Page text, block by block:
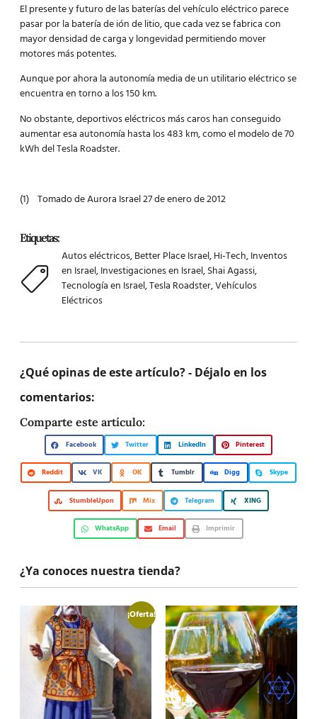
El presente y futuro de las baterías del vehículo eléctrico parece
pasar por la batería de ión de litio, que cada vez se fabrica con
mayor densidad de carga y longevidad permitiendo mover
motores más potentes.
Aunque por ahora la autonomía media de un utilitario eléctrico se
encuentra en torno a los 150 km.
No obstante, deportivos eléctricos más caros han conseguido
aumentar esa autonomía hasta los 483 km, como el modelo de 70
kWh del Tesla Roadster.
(1) Tomado de Aurora Israel 27 de enero de 2012
Etiquetas:
Autos eléctricos,Better Place Israel,Hi-Tech,Inventos
en Israel,Investigaciones en Israel,Shai Agassi,
Tecnología en Israel,Tesla Roadster,Vehículos
Eléctricos
¿Qué opinas de este artículo? - Déjalo en los
comentarios:
Comparte este artículo:
Facebook Twitter LinkedIn Pinterest
Reddit VK OK Tumblr Digg Skype
StumbleUpon Mix Telegram XING
WhatsApp Email Imprimir
¿Ya conoces nuestra tienda?
¡Oferta!